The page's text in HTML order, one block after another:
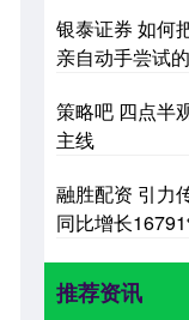
银泰证券 如何
亲自动手尝试
策略吧 四点半
主线
融胜配资 引力
同比增长
推荐资讯